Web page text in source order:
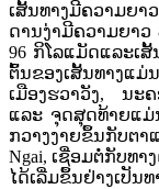
ເສັ້ນ​ທາງ​ມີ​ຄວາມ​ຍາ
ດານ​ງ່າ​ມີ​ຄວາມ​ຍາວ
96 ກິ​ໂລ​ແມັດ​ແລະ​ເສັ້
ຕົ້ນ​ຂອງ​ເສັ້ນ​ທາງ​ແມ່
ເມືອງ​ຮວາ​ວັງ, ນະ​
ແລະ ຈຸດ​ສຸດ​ທ້າຍ​ແມ່
ກວາງງາຍຂຶ້ນກັບຕາແ
Ngai, ເຊື່ອມຕໍ່ກັບທ
ໄດ້ເລີ່ມຂຶ້ນຢ່າງເປັນ